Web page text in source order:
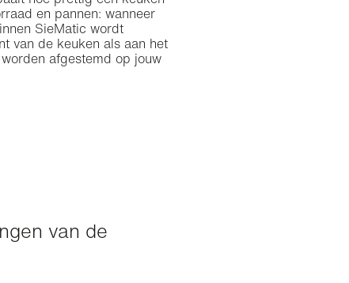
en pannen: wanneer
SieMatic wordt
van de keuken als aan het
afgestemd op jouw
van de